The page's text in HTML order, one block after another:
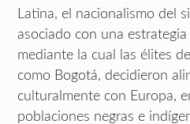
Latina, el nacionalismo del
asociado con una
mediante la cual las élites
como Bogotá, decidieron
culturalmente con Europa,
poblaciones negras e